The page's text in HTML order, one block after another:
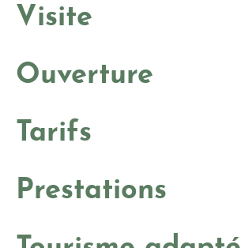
Visite
Ouverture
Tarifs
Prestations